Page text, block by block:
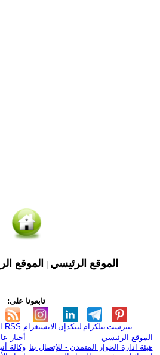
الموقع الرئيسي الموقع
تابعونا على:
RSS الانستغرام لينكدإن تيلكرامبنترست
الموقع الرئيسي
هيئة ادارة الحوار المتمدن - للإتصال بنا
أخبار
وكالة